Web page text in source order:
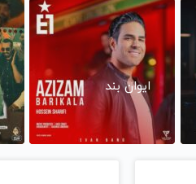
ایوان بند